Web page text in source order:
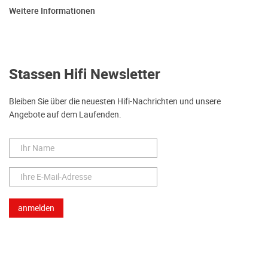
Weitere Informationen
Stassen Hifi Newsletter
Bleiben Sie über die neuesten Hifi-Nachrichten und unsere
Angebote auf dem Laufenden.